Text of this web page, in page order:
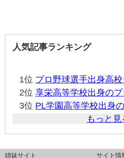
人気記事ランキング
1位 プロ野球選手出身高
2位 享栄高等学校出身の
3位 PL学園高等学校出身
もっと見
姉妹サイト サイト情